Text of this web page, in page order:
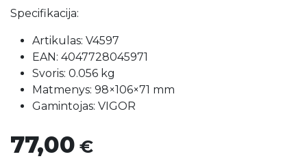
Specifikacija:
Artikulas: V4597
EAN: 4047728045971
Svoris: 0.056 kg
Matmenys: 98×106×71 mm
Gamintojas: VIGOR
77,00 €